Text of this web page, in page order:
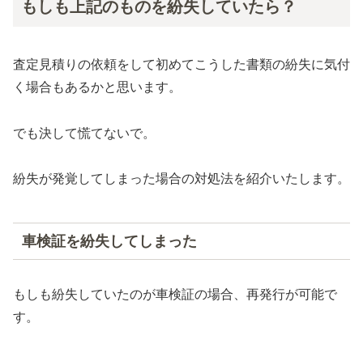
もしも上記のものを紛失していたら？
査定見積りの依頼をして初めてこうした書類の紛失に気付
く場合もあるかと思います。
でも決して慌てないで。
紛失が発覚してしまった場合の対処法を紹介いたします。
車検証を紛失してしまった
もしも紛失していたのが車検証の場合、再発行が可能で
す。